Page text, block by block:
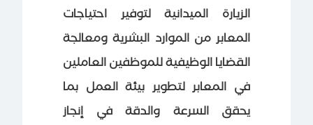
الزيارة الميدانية لتوفير احتياجات
المعابر من الموارد البشرية ومعالجة
القضايا الوظيفية للموظفين العاملين
في المعابر لتطوير بيئة العمل بما
يحقق السرعة والدقة في إنجاز